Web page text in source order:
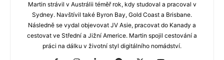
Martin strávil v Austrálii téměř rok, kdy studoval a pracoval v
Sydney. Navštívil také Byron Bay, Gold Coast a Brisbane.
Následně se vydal objevovat JV Asie, pracovat do Kanady a
cestovat ve Střední a Jižní Americe. Martin spojil cestování a
práci na dálku v životní styl digitálního nomádství.